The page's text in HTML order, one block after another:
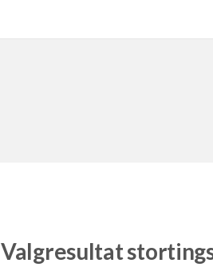
Valgresultat